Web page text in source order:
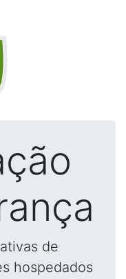
de
hospedados